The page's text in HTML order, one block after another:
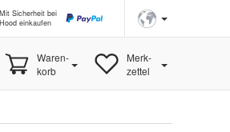
Mit Sicherheit bei
Hood einkaufen
Waren-
korb
Merk-
zettel